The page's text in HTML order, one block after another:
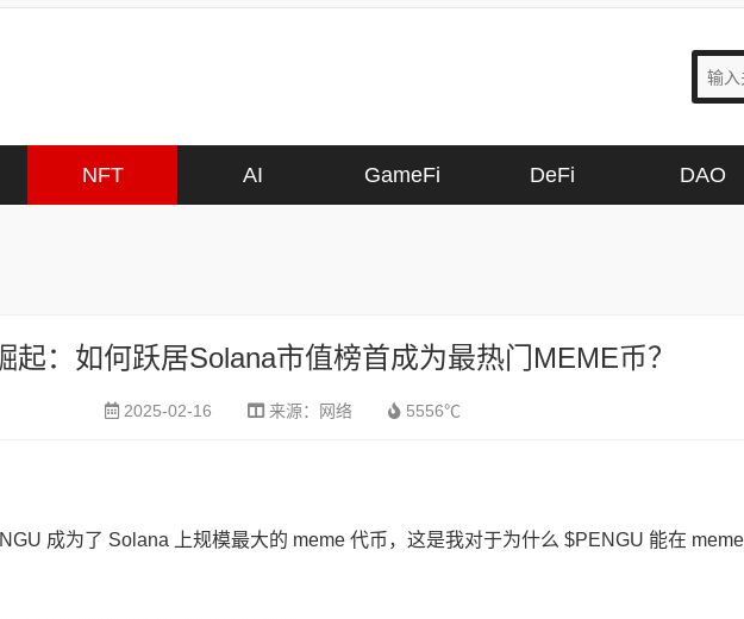
NFT AI GameFi DeFi DAO
起：如何跃居Solana市值榜首成为最热门MEME币？
2025-02-16 来源： 网络 5556℃
成为了 Solana 上规模最大的 meme 代币，这是我对于为什么 $PENGU 能在